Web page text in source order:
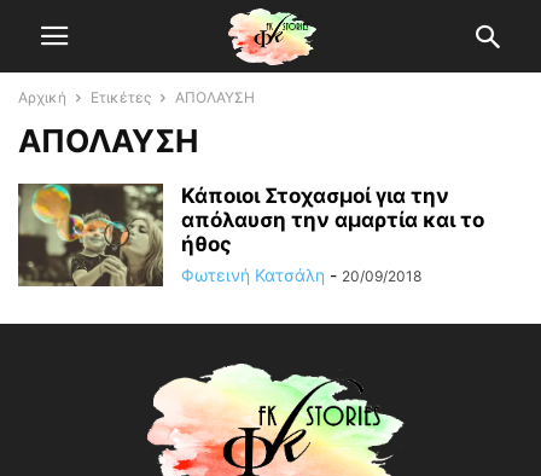
Αρχική Ετικέτες ΑΠΟΛΑΥΣΗ
ΑΠΟΛΑΥΣΗ
Κάποιοι Στοχασμοί για την
απόλαυση την αμαρτία και το
ήθος
Φωτεινή Κατσάλη - 20/09/2018